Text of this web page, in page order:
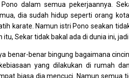
dalam semua pekerjaannya.
dia sudah hidup seperti orang
karate. Namun istri Pono seakan
Sekar tidak bakal ada di dunia ini,
benar-benar bingung bagaimana
yang dilakukan di rumah
biasa dia mencuci. Namun semua